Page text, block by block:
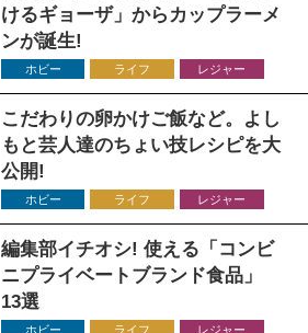
けるギョーザ」からカップラーメ
ンが誕生!
ホビー ライフ レジャー
こだわりの卵かけご飯など。よし
もと芸人達のちょい技レシピを大
公開!
ホビー ライフ レジャー
編集部イチオシ! 使える「コンビ
ニプライベートブランド食品」
13選
ホビー ライフ レジャー